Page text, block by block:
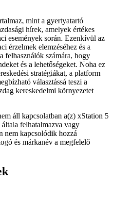
mint a gyertyatartó
hírek, amelyek értékes
események során. Ezenkívül az
érzelmek elemzéséhez és a
felhasználók számára, hogy
és a lehetőségeket. Noha ez
stratégiákat, a platform
választássá teszi a
kereskedelmi környezetet
áll kapcsolatban a(z) xStation 5
felhatalmazva vagy
nem kapcsolódik hozzá
és márkanév a megfelelő